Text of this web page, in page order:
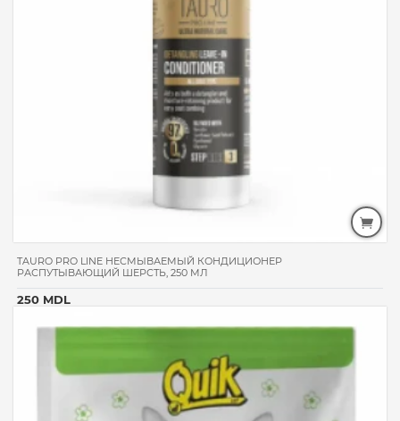
TAURO PRO LINE НЕСМЫВАЕМЫЙ КОНДИЦИОНЕР
РАСПУТЫВАЮЩИЙ ШЕРСТЬ, 250 МЛ
250 MDL